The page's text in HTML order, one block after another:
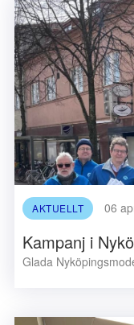
AKTUELLT 06
Kampanj i
Glada